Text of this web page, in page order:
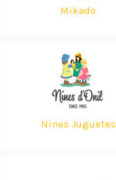
Mikado
Nines Juguetes